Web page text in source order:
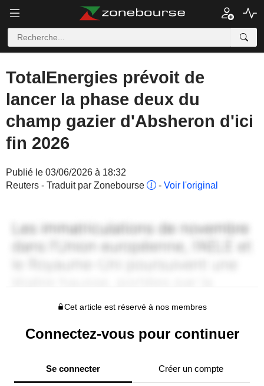
TotalEnergies prévoit de
lancer la phase deux du
champ gazier d'Absheron d'ici
fin 2026
Publié le 03/06/2026 à 18:32
Reuters - Traduit par Zonebourse
- Voir l'original
Cet article est réservé à nos membres
Connectez-vous pour continuer
Se connecter Créer un compte